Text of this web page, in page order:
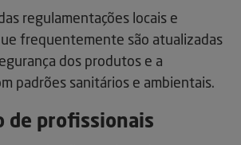
regulamentações locais e
frequentemente são atualizadas
dos produtos e a
padrões sanitários e ambientais.
de profissionais